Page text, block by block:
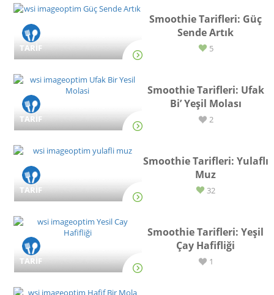
TARİF
Smoothie Tarifleri: Güç
Sende Artık
5
TARİF
Smoothie Tarifleri: Ufak
Bi’ Yeşil Molası
2
TARİF
Smoothie Tarifleri: Yulaflı
Muz
32
TARİF
Smoothie Tarifleri: Yeşil
Çay Hafifliği
1